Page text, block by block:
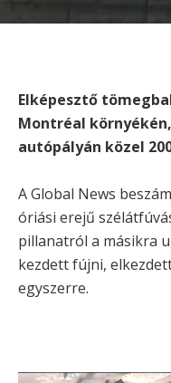
Elképesztő
Montréal
autópályán közel
A Global News
óriási erejű
pillanatról a másikra
kezdett fújni,
egyszerre.